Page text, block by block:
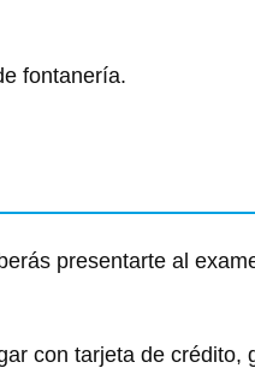
fontanería.
presentarte al
con tarjeta de crédito,